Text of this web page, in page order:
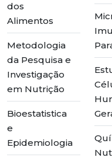
dos
Alimentos
Metodologia
da Pesquisa e
Investigação
em Nutrição
Bioestatistica
e
Epidemiologia